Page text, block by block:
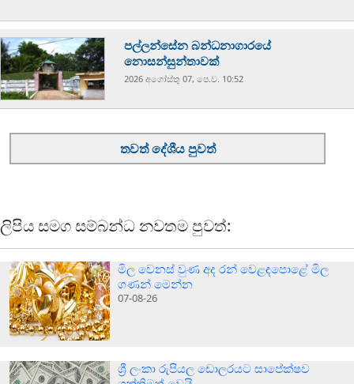
පල්ලන්සේන බන්ධනාගාරයේ
නොසන්සුන්තාවක්
2026 අගෝස්‍තු 07, පෙ.ව. 10:52
තවත් දේශීය පුවත්
ලිපිය සමග සම්බන්ධ නවතම පුවත්:
මිල වෙනස් වුණ අද රන් වෙළඳපොළේ මිල
ගණන් මෙන්න
07-08-26
ශ්‍රී ලංකා රුපියල ඩොලරයට සාපේක්ෂව